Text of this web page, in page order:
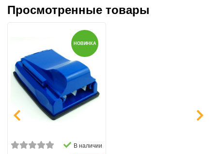
Просмотренные товары
НОВИНКА
В наличии